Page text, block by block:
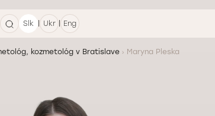
Slk | Ukr | Eng
kozmetológ v Bratislave Maryna Pleska